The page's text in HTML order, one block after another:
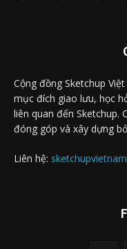
Cộng đồng Sketchup
mục đích giao lưu, học
liên quan đến Sketchup.
đóng góp và xây dựng
Liên hệ: